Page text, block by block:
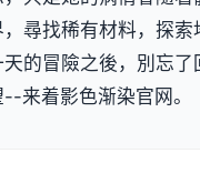
尋找稀有材料，探索
的冒險之後，別忘了
来着影色渐染官网。